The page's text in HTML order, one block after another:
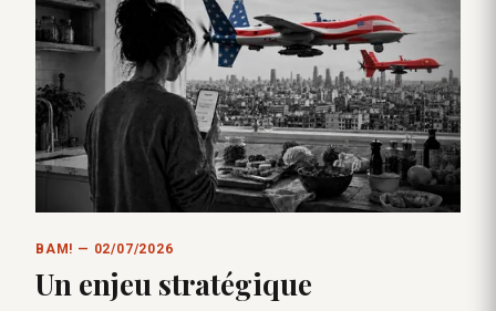
BAM! — 02/07/2026
Un enjeu stratégique